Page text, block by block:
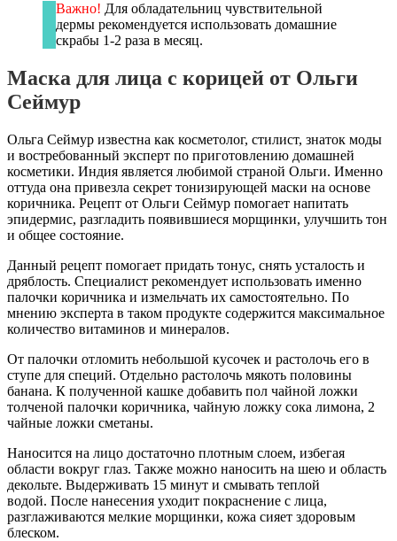
Важно! Для обладательниц чувствительной
дермы рекомендуется использовать домашние
скрабы 1-2 раза в месяц.
Маска для лица с корицей от Ольги
Сеймур
Ольга Сеймур известна как косметолог, стилист, знаток моды
и востребованный эксперт по приготовлению домашней
косметики. Индия является любимой страной Ольги. Именно
оттуда она привезла секрет тонизирующей маски на основе
коричника. Рецепт от Ольги Сеймур помогает напитать
эпидермис, разгладить появившиеся морщинки, улучшить тон
и общее состояние.
Данный рецепт помогает придать тонус, снять усталость и
дряблость. Специалист рекомендует использовать именно
палочки коричника и измельчать их самостоятельно. По
мнению эксперта в таком продукте содержится максимальное
количество витаминов и минералов.
От палочки отломить небольшой кусочек и растолочь его в
ступе для специй. Отдельно растолочь мякоть половины
банана. К полученной кашке добавить пол чайной ложки
толченой палочки коричника, чайную ложку сока лимона, 2
чайные ложки сметаны.
Наносится на лицо достаточно плотным слоем, избегая
области вокруг глаз. Также можно наносить на шею и область
декольте. Выдерживать 15 минут и смывать теплой
водой. После нанесения уходит покраснение с лица,
разглаживаются мелкие морщинки, кожа сияет здоровым
блеском.